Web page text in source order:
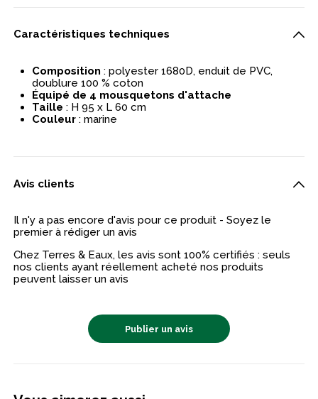
Caractéristiques techniques
Composition : polyester 1680D, enduit de PVC,
doublure 100 % coton
Équipé de 4 mousquetons d'attache
Taille: H 95 x L 60 cm
Couleur : marine
Avis clients
Il n'y a pas encore d'avis pour ce produit - Soyez le
premier à rédiger un avis
Chez Terres & Eaux, les avis sont 100% certifiés : seuls
nos clients ayant réellement acheté nos produits
peuvent laisser un avis
Publier un avis